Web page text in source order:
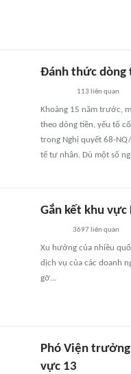
Đánh thức dòng
113 liên quan
Khoảng 15 năm trước,
theo dòng tiền, yếu tố
trong Nghị quyết 68-
tế tư nhân. Dù một số
Gắn kết khu
3697 liên quan
Xu hướng của nhiều
dịch vụ của các doanh
gỡ...
Phó Viện
vực 13